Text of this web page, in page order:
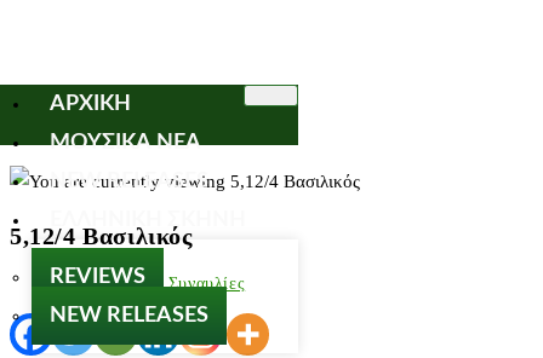
ΑΡΧΙΚΗ
ΜΟΥΣΙΚΑ ΝΕΑ
NEW RELEASES
REVIEWS
NEW RELEASES
5,12/4 Βασιλικός
Παλαιότερτες Συναυλίες